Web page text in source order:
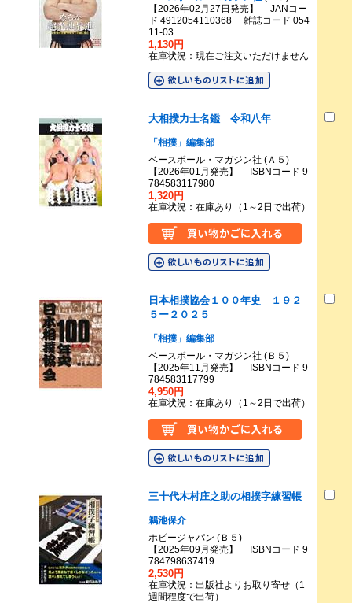
【2026年02月27日発売】 JANコー
ド 4912054110368 雑誌コード 054
11-03
1,130円
在庫状況：現在ご注文いただけません
大相撲力士名鑑 令和八年
「相撲」編集部
ベースボール・マガジン社 (Ａ５)
【2026年01月発売】 ISBNコード 9
784583117980
1,320円
在庫状況：在庫あり（1～2日で出荷）
日本相撲協会１００年史 １９２
５ー２０２５
「相撲」編集部
ベースボール・マガジン社 (Ｂ５)
【2025年11月発売】 ISBNコード 9
784583117799
4,950円
在庫状況：在庫あり（1～2日で出荷）
三十代木村庄之助の相撲字練習帳
鵜池保介
ホビージャパン (Ｂ５)
【2025年09月発売】 ISBNコード 9
784798637419
2,530円
在庫状況：出版社よりお取り寄せ（1
週間程度で出荷）